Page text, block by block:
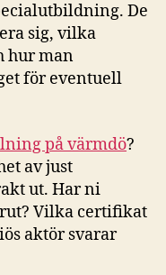
De
sig, vilka
hur man
för eventuell
på värmdö?
av just
ut. Har ni
Vilka certifikat
aktör svarar